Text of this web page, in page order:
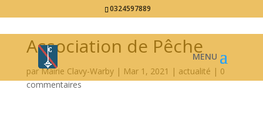
0324597889
Association de Pêche
parMairie Clavy-Warby| Mar 1, 2021 | actualité | 0
commentaires